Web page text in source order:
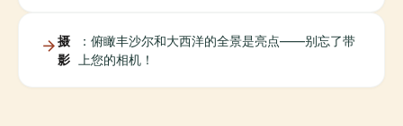
摄
影
：俯瞰丰沙尔和大西洋的全景是亮点——别忘了带
上您的相机！